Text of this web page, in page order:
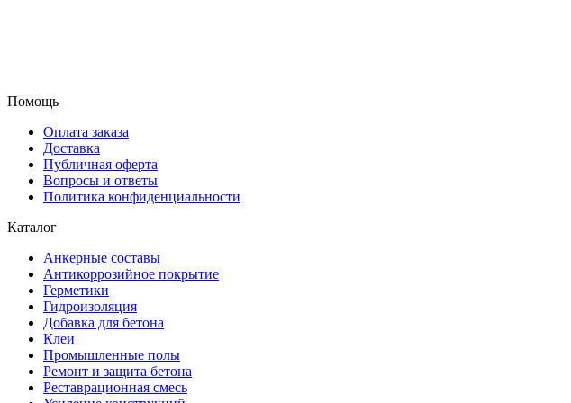
Помощь
Оплата заказа
Доставка
Публичная оферта
Вопросы и ответы
Политика конфиденциальности
Каталог
Анкерные составы
Антикоррозийное покрытие
Герметики
Гидроизоляция
Добавка для бетона
Клеи
Промышленные полы
Ремонт и защита бетона
Реставрационная смесь